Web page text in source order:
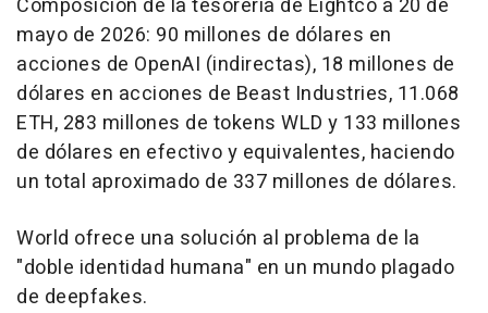
Composición de la tesorería de Eightco a 20 de
mayo de 2026: 90 millones de dólares en
acciones de OpenAI (indirectas), 18 millones de
dólares en acciones de Beast Industries, 11.068
ETH, 283 millones de tokens WLD y 133 millones
de dólares en efectivo y equivalentes, haciendo
un total aproximado de 337 millones de dólares.
World ofrece una solución al problema de la
"doble identidad humana" en un mundo plagado
de deepfakes.